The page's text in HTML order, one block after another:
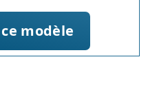
modèle